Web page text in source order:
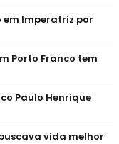
Imperatriz por
Porto Franco tem
Paulo Henrique
vida melhor